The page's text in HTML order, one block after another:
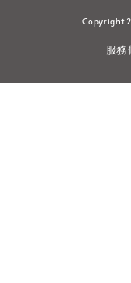
Copyright
服務